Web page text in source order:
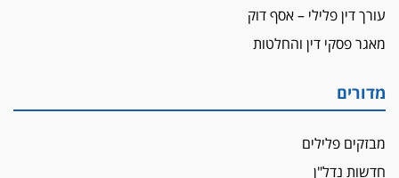
עורך דין ברמת השרון נחקר בחשד למרמה בעסקת
תובעת משטרתית פוטרה בחשד לעישון סמים
שנחשף בפעילות בלשים בטלגרם
לא בכל יום
עורך דין פלילי – אסף דוק
מאגר פסקי דין והחלטות
מדורים
מבזקים פלילים
חדשות נדל"ן